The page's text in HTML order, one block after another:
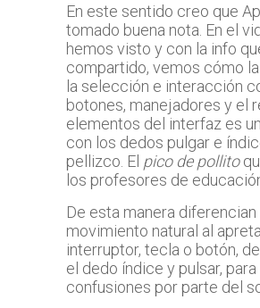
En este sentido creo que
tomado buena nota. En el
hemos visto y con la info
compartido, vemos cómo
la selección e interacción
botones, manejadores y el
elementos del interfaz es
con los dedos pulgar e
pellizco. El pico de pollito
los profesores de
De esta manera diferencian
movimiento natural al
interruptor, tecla o botón,
el dedo índice y pulsar,
confusiones por parte del